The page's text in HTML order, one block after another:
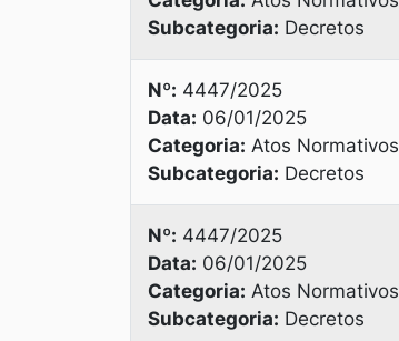
Subcategoria: Decretos
Nº: 4447/2025
Data: 06/01/2025
Categoria: Atos Normativos
Subcategoria: Decretos
Nº: 4447/2025
Data: 06/01/2025
Categoria: Atos Normativos
Subcategoria: Decretos